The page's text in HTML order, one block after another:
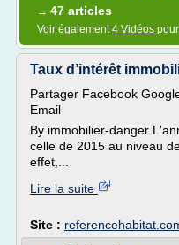
→ 47 articles
Voir également4 Vidéos
Taux d’intérêt
Partager Facebook
Email
By immobilier-danger
celle de 2015 au niveau
effet,...
Lire la suite
Site :